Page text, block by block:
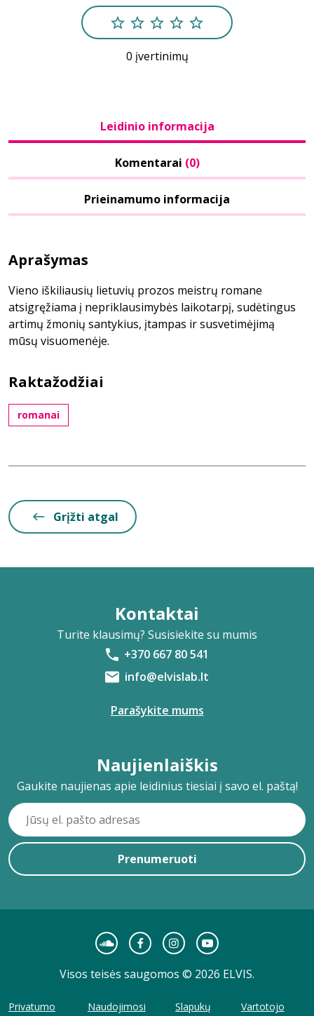
0 įvertinimų
Leidinio informacija
Komentarai (0)
Prieinamumo informacija
Aprašymas
Vieno iškiliausių lietuvių prozos meistrų romane
atsigręžiama į nepriklausimybės laikotarpį, sudėtingus
artimų žmonių santykius, įtampas ir susvetimėjimą
mūsų visuomenėje.
Raktažodžiai
romanai
Grįžti atgal
Kontaktai
Turite klausimų? Susisiekite su mumis
+370 667 80 541
info@elvislab.lt
Parašykite mums
Naujienlaiškis
Gaukite naujienas apie leidinius tiesiai į savo el. paštą!
Prenumeruoti
Visos teisės saugomos © 2026 ELVIS.
Privatumo
Naudojimosi
Slapukų
Vartotojo